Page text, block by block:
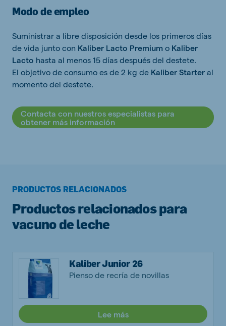
Modo de empleo
Suministrar a libre disposición desde los primeros días
de vida junto con Kaliber Lacto Premium o Kaliber
Lacto hasta al menos 15 días después del destete.
El objetivo de consumo es de 2 kg de Kaliber Starter al
momento del destete.
Contacta con nuestros especialistas para
obtener más información
PRODUCTOS RELACIONADOS
Productos relacionados para
vacuno de leche
Kaliber Junior 26
Pienso de recría de novillas
Lee más